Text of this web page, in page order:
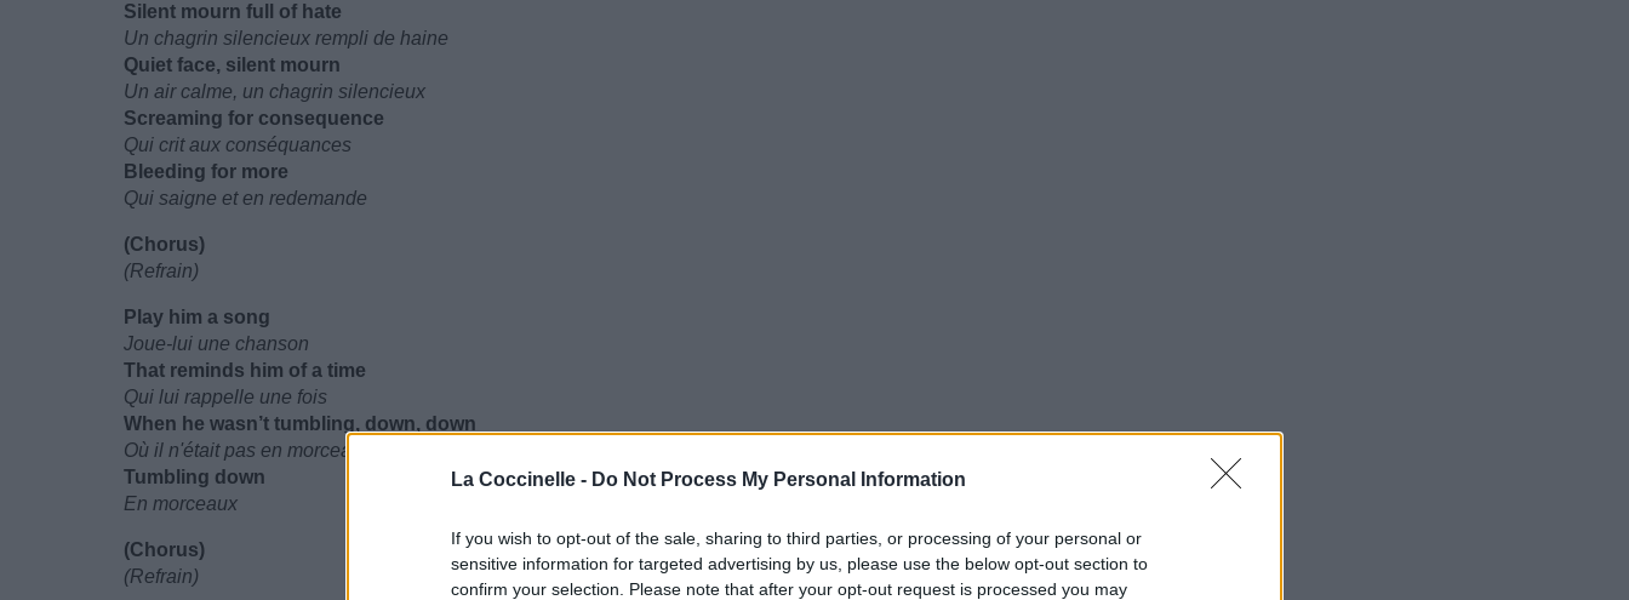
La Coccinelle - Do Not Process My Personal Information
If you wish to opt-out of the sale, sharing to third parties, or processing of your personal or
sensitive information for targeted advertising by us, please use the below opt-out section to
confirm your selection. Please note that after your opt-out request is processed you may
Silent mourn full of hate
Un chagrin silencieux rempli de haine
Quiet face, silent mourn
Un air calme, un chagrin silencieux
Screaming for consequence
Qui crit aux conséquances
Bleeding for more
Qui saigne et en redemande
(Chorus)
(Refrain)
Play him a song
Joue-lui une chanson
That reminds him of a time
Qui lui rappelle une fois
When he wasn’t tumbling, down, down
Où il n'était pas en morceaux
Tumbling down
En morceaux
(Chorus)
(Refrain)